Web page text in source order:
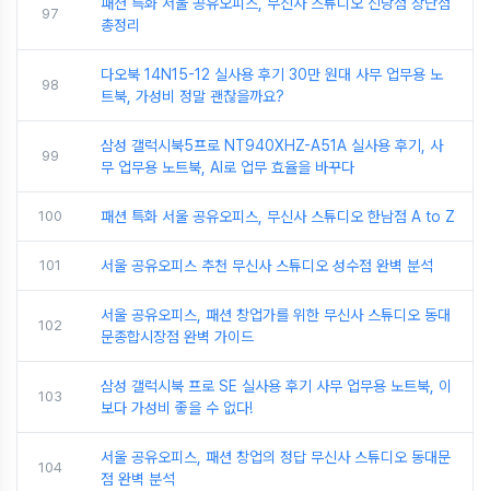
97
총정리
98
다오북 14N15-12 실사용 후기 30만 원대 사무 업무용 노
트북, 가성비 정말 괜찮을까요?
99
삼성 갤럭시북5프로 NT940XHZ-A51A 실사용 후기, 사
무 업무용 노트북, AI로 업무 효율을 바꾸다
100 패션 특화 서울 공유오피스, 무신사 스튜디오 한남점 A to Z
101 서울 공유오피스 추천 무신사 스튜디오 성수점 완벽 분석
102
서울 공유오피스, 패션 창업가를 위한 무신사 스튜디오 동대
문종합시장점 완벽 가이드
103
삼성 갤럭시북 프로 SE 실사용 후기 사무 업무용 노트북, 이
보다 가성비 좋을 수 없다!
104
서울 공유오피스, 패션 창업의 정답 무신사 스튜디오 동대문
점 완벽 분석